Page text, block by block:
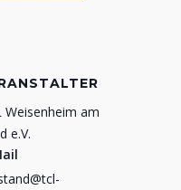
Weisenheim am
e.V.